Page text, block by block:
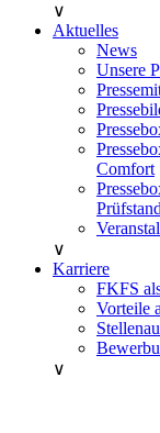
∨
Aktuelles
News
Unsere
Comfort
Prüfstand
∨
Karriere
FKFS
Vorteile
∨